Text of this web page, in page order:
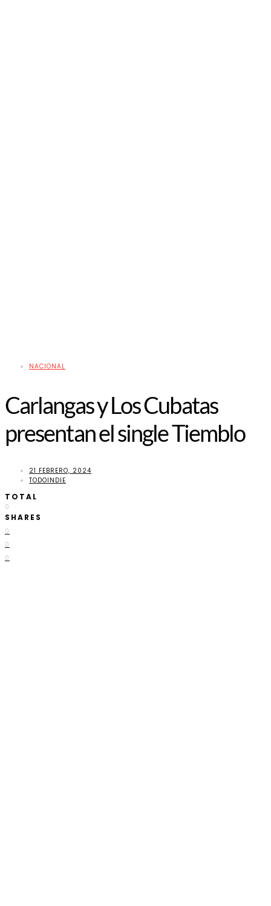
NACIONAL
Carlangas y Los Cubatas
presentan el single Tiemblo
21 FEBRERO, 2024
TODOINDIE
TOTAL
0
SHARES
0
0
0